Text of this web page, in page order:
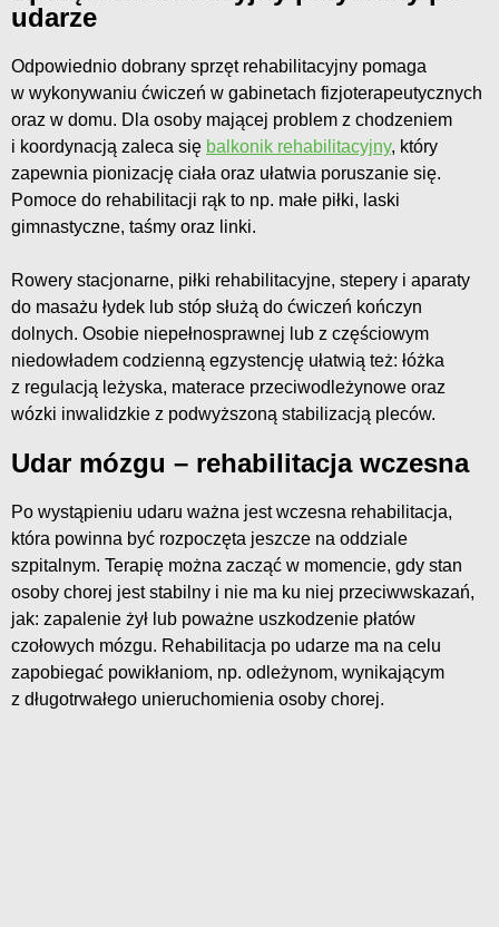
udarze
Odpowiednio dobrany sprzęt rehabilitacyjny pomaga
w wykonywaniu ćwiczeń w gabinetach fizjoterapeutycznych
oraz w domu. Dla osoby mającej problem z chodzeniem
i koordynacją zaleca się balkonik rehabilitacyjny, który
zapewnia pionizację ciała oraz ułatwia poruszanie się.
Pomoce do rehabilitacji rąk to np. małe piłki, laski
gimnastyczne, taśmy oraz linki.
Rowery stacjonarne, piłki rehabilitacyjne, stepery i aparaty
do masażu łydek lub stóp służą do ćwiczeń kończyn
dolnych. Osobie niepełnosprawnej lub z częściowym
niedowładem codzienną egzystencję ułatwią też: łóżka
z regulacją leżyska, materace przeciwodleżynowe oraz
wózki inwalidzkie z podwyższoną stabilizacją pleców.
Udar mózgu – rehabilitacja wczesna
Po wystąpieniu udaru ważna jest wczesna rehabilitacja,
która powinna być rozpoczęta jeszcze na oddziale
szpitalnym. Terapię można zacząć w momencie, gdy stan
osoby chorej jest stabilny i nie ma ku niej przeciwwskazań,
jak: zapalenie żył lub poważne uszkodzenie płatów
czołowych mózgu. Rehabilitacja po udarze ma na celu
zapobiegać powikłaniom, np. odleżynom, wynikającym
z długotrwałego unieruchomienia osoby chorej.